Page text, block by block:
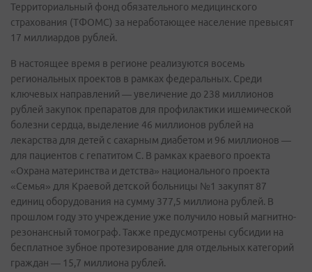
Территориальный фонд обязательного медицинского
страхования (ТФОМС) за неработающее население превысят
17 миллиардов рублей.
В настоящее время в регионе реализуются восемь
региональных проектов в рамках федеральных. Среди
ключевых направлений — увеличение до 238 миллионов
рублей закупок препаратов для профилактики ишемической
болезни сердца, выделение 46 миллионов рублей на
лекарства для детей с сахарным диабетом и 96 миллионов —
для пациентов с гепатитом С. В рамках краевого проекта
«Охрана материнства и детства» национального проекта
«Семья» для Краевой детской больницы №1 закупят 87
единиц оборудования на сумму 377,5 миллиона рублей. В
прошлом году это учреждение уже получило новый магнитно-
резонансный томограф. Также предусмотрены субсидии на
бесплатное зубное протезирование для отдельных категорий
граждан — 15,7 миллиона рублей.